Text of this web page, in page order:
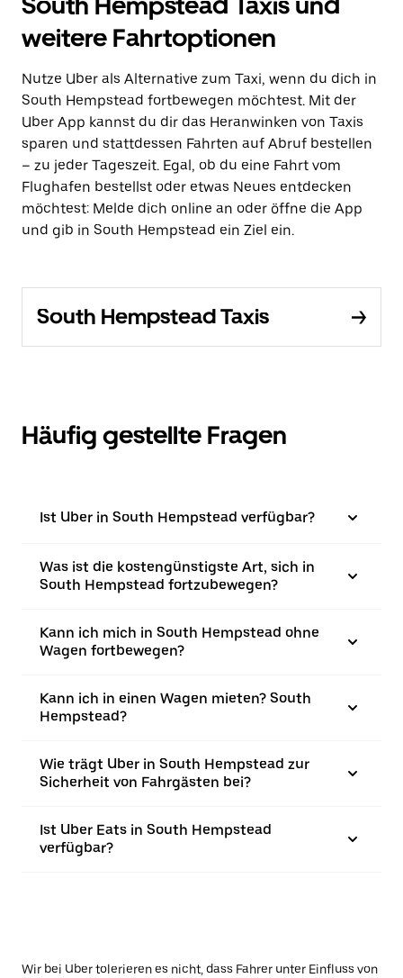
weitere Fahrtoptionen
Nutze Uber als Alternative zum Taxi, wenn du dich in
South Hempstead fortbewegen möchtest. Mit der
Uber App kannst du dir das Heranwinken von Taxis
sparen und stattdessen Fahrten auf Abruf bestellen
– zu jeder Tageszeit. Egal, ob du eine Fahrt vom
Flughafen bestellst oder etwas Neues entdecken
möchtest: Melde dich online an oder öffne die App
und gib in South Hempstead ein Ziel ein.
South Hempstead Taxis
Häufig gestellte Fragen
Ist Uber in South Hempstead verfügbar?
Was ist die kostengünstigste Art, sich in
South Hempstead fortzubewegen?
Kann ich mich in South Hempstead ohne
Wagen fortbewegen?
Kann ich in einen Wagen mieten? South
Hempstead?
Wie trägt Uber in South Hempstead zur
Sicherheit von Fahrgästen bei?
Ist Uber Eats in South Hempstead
verfügbar?
Wir bei Uber tolerieren es nicht, dass Fahrer unter Einfluss von